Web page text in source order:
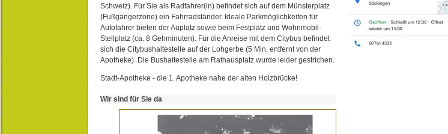
Schweiz). Für Sie als Radfahrer(in) befindet sich auf dem Münsterplatz
(Fußgängerzone) ein Fahrradständer. Ideale Parkmöglichkeiten für
Autofahrer bieten der Auplatz sowie beim Festplatz und Wohnmobil-
Stellplatz (ca. 8 Gehminuten). Für die Anreise mit dem Citybus befindet
sich die Citybushaltestelle auf der Lohgerbe (5 Min. entfernt von der
Apotheke). Die Bushaltestelle am Rathausplatz wurde leider gestrichen.
Stadt-Apotheke - die 1. Apotheke nahe der alten Holzbrücke!
Wir sind für Sie da